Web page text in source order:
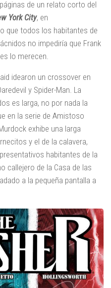
de un relato corto del
York City, en
que todos los habitantes de
no impediría que Frank
lo merecen.
idearon un crossover en
y Spider-Man. La
es larga, no por nada la
en la serie de Amistoso
exhibe una larga
y el de la calavera,
habitantes de la
callejero de la Casa de las
a la pequeña pantalla a